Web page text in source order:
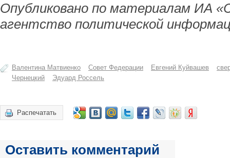
Опубликовано по материалам ИА
агентство политической
Валентина Матвиенко Совет Федерации Евгений Куйвашев
Чернецкий
Эдуард Россель
Распечатать
Оставить комментарий